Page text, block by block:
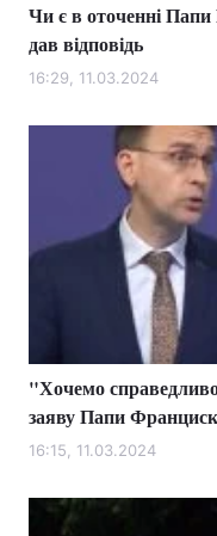
Чи є в оточенні Папи
дав відповідь
16:29, 11.03.2024
"Хочемо
заяву Папи
16:15, 11.03.2024